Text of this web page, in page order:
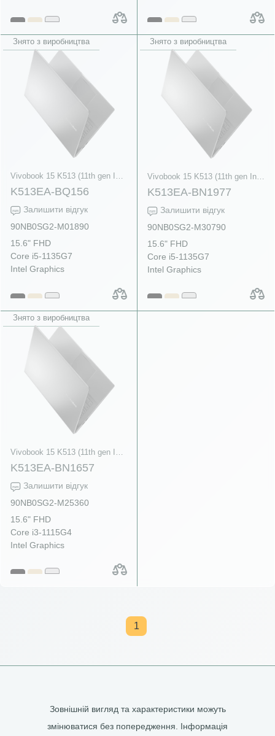
Знято з виробництва
Vivobook 15 K513 (11th gen Intel)
K513EA-BQ156
Залишити відгук
90NB0SG2-M01890
15.6" FHD
Core i5-1135G7
Intel Graphics
Знято з виробництва
Vivobook 15 K513 (11th gen Intel)
K513EA-BN1977
Залишити відгук
90NB0SG2-M30790
15.6" FHD
Core i5-1135G7
Intel Graphics
Знято з виробництва
K513EA-BN1657
Залишити відгук
90NB0SG2-M25360
15.6" FHD
Core i3-1115G4
Intel Graphics
1
Зовнішній вигляд та характеристики можуть
змінюватися без попередження. Інформація